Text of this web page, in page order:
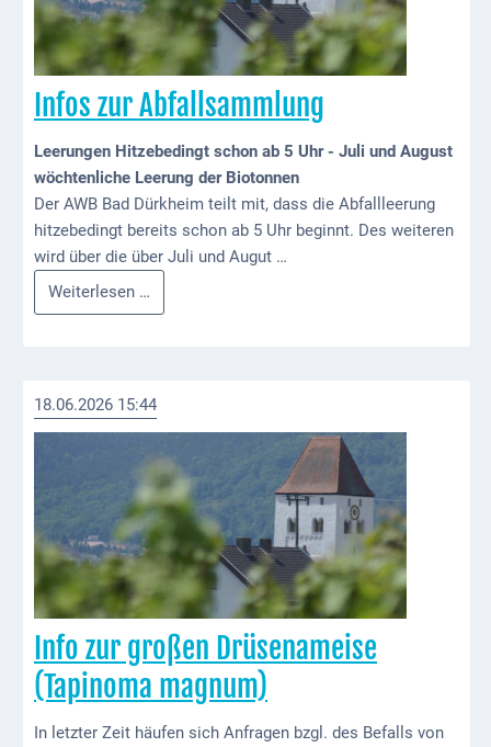
Niederkirchen
bei
Social
Media
Sitemap
Downloads
Historisches
Bau
Schwesternhaus
Deidesheim
1793
Geplante
Regionalbahn
1907
Teilung
Gemarkungen
1816
Infos zur Abfallsammlung
Leerungen Hitzebedingt schon ab 5 Uhr - Juli und August
wöchtenliche Leerung der Biotonnen
Der AWB Bad Dürkheim teilt mit, dass die Abfallleerung
hitzebedingt bereits schon ab 5 Uhr beginnt. Des weiteren
wird über die über Juli und Augut …
Weiterlesen …
zur
18.06.2026 15:44
Info zur großen Drüsenameise
(Tapinoma magnum)
In letzter Zeit häufen sich Anfragen bzgl. des Befalls von